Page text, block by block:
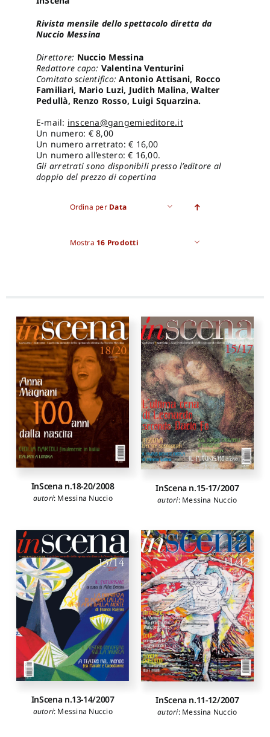
Rivista mensile dello spettacolo diretta da
Nuccio Messina
Direttore: Nuccio Messina
Redattore capo: Valentina Venturini
Comitato scientifico: Antonio Attisani, Rocco
Familiari, Mario Luzi, Judith Malina, Walter
Pedullà, Renzo Rosso, Luigi Squarzina.
E-mail: inscena@gangemieditore.it
Un numero: € 8,00
Un numero arretrato: € 16,00
Un numero all’estero: € 16,00.
Gli arretrati sono disponibili presso l’editore al
doppio del prezzo di copertina
Ordina per Data
Mostra 16 Prodotti
InScena n.18-20/2008
autori: Messina Nuccio
InScena n.15-17/2007
autori: Messina Nuccio
InScena n.13-14/2007
autori: Messina Nuccio
InScena n.11-12/2007
autori: Messina Nuccio